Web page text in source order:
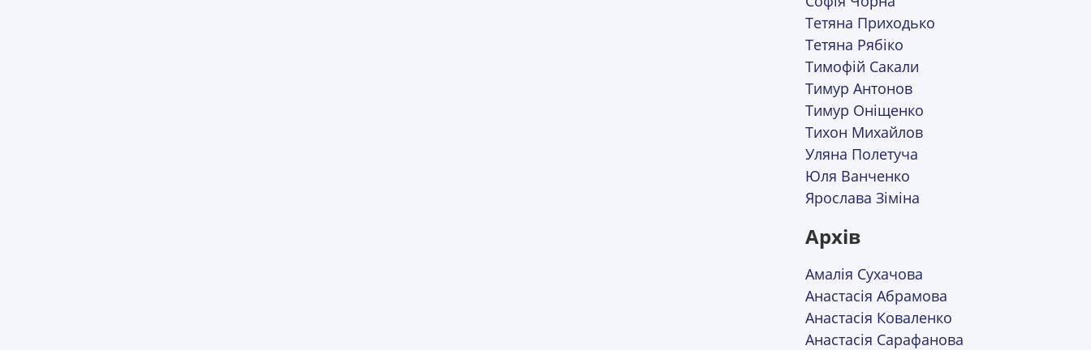
Тетяна Приходько
Тетяна Рябіко
Тимофій Сакали
Тимур Антонов
Тимур Оніщенко
Тихон Михайлов
Уляна Полетуча
Юля Ванченко
Ярослава Зіміна
Архів
Амалія Сухачова
Анастасія Абрамова
Анастасія Коваленко
Анастасія Сарафанова